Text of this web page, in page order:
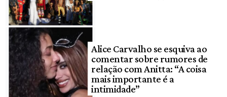
Alice Carvalho se esquiva ao
comentar sobre rumores de
relação com Anitta: “A coisa
mais importante é a
intimidade”